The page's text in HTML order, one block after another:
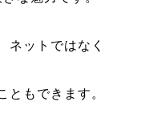
ネットではなく
ともできます。